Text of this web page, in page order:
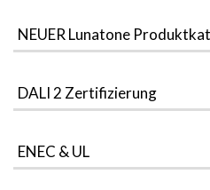
NEUER Lunatone
DALI 2 Zertifizierung
ENEC & UL